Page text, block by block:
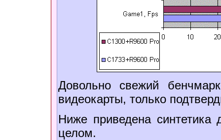
Довольно свежий
видеокарты, только
Ниже приведена
целом.